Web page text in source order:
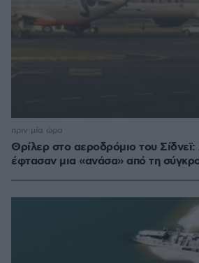
Θρίλερ στο αεροδρόμιο του
έφτασαν μια «ανάσα» από τη
πριν μία ώρα